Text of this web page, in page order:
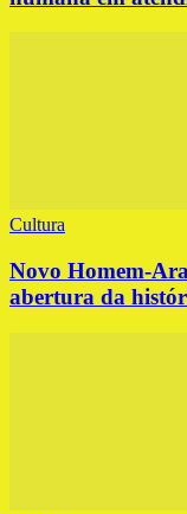
Cultura
Novo Homem-
abertura da